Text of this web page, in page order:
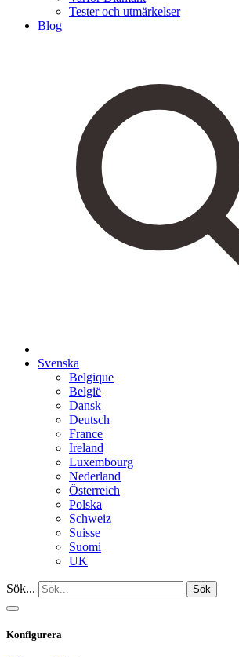
Tester och utmärkelser
Blog
Svenska
Belgique
België
Dansk
Deutsch
France
Ireland
Luxembourg
Nederland
Österreich
Polska
Schweiz
Suisse
Suomi
UK
Sök... Sök
Konfigurera